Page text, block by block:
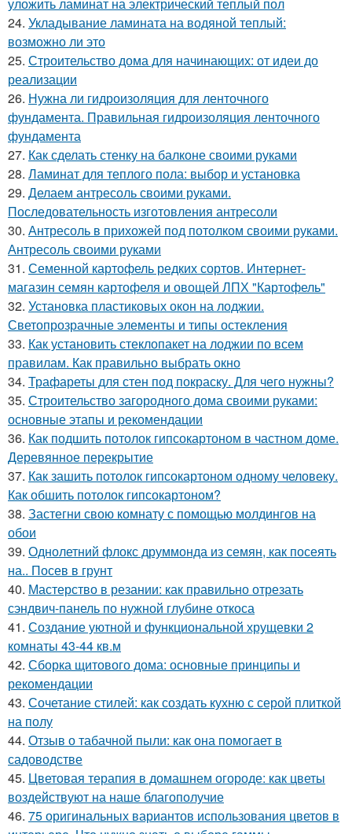
уложить ламинат на электрический теплый пол
24. Укладывание ламината на водяной теплый:
возможно ли это
25. Строительство дома для начинающих: от идеи до
реализации
26. Нужна ли гидроизоляция для ленточного
фундамента. Правильная гидроизоляция ленточного
фундамента
27. Как сделать стенку на балконе своими руками
28. Ламинат для теплого пола: выбор и установка
29. Делаем антресоль своими руками.
Последовательность изготовления антресоли
30. Антресоль в прихожей под потолком своими руками.
Антресоль своими руками
31. Семенной картофель редких сортов. Интернет-
магазин семян картофеля и овощей ЛПХ "Картофель"
32. Установка пластиковых окон на лоджии.
Светопрозрачные элементы и типы остекления
33. Как установить стеклопакет на лоджии по всем
правилам. Как правильно выбрать окно
34. Трафареты для стен под покраску. Для чего нужны?
35. Строительство загородного дома своими руками:
основные этапы и рекомендации
36. Как подшить потолок гипсокартоном в частном доме.
Деревянное перекрытие
37. Как зашить потолок гипсокартоном одному человеку.
Как обшить потолок гипсокартоном?
38. Застегни свою комнату с помощью молдингов на
обои
39. Однолетний флокс друммонда из семян, как посеять
на.. Посев в грунт
40. Мастерство в резании: как правильно отрезать
сэндвич-панель по нужной глубине откоса
41. Создание уютной и функциональной хрущевки 2
комнаты 43-44 кв.м
42. Сборка щитового дома: основные принципы и
рекомендации
43. Сочетание стилей: как создать кухню с серой плиткой
на полу
44. Отзыв о табачной пыли: как она помогает в
садоводстве
45. Цветовая терапия в домашнем огороде: как цветы
воздействуют на наше благополучие
46. 75 оригинальных вариантов использования цветов в